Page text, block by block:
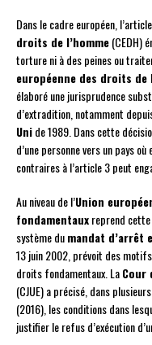
Dans le cadre européen,
droits de l’homme(CEDH)
torture ni à des peines ou
européenne des droits de
élaboré une jurisprudence
d’extradition, notamment
Unide 1989. Dans cette
d’une personne vers un pays
contraires à l’article 3 peut
Au niveau de l’Union
fondamentauxreprend
système dumandat d’arrêt
13 juin 2002, prévoit des
droits fondamentaux. LaCour
(CJUE) a précisé, dans
(2016), les conditions dans
justifier le refus d’exécution